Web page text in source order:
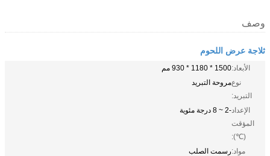
وصف
ثلاجة عرض اللحوم
الأبعاد:1500 * 1180 * 930 مم
نوع
التبريد:
مروحة التبريد
الإعداد
المؤقت
(℃):
-2 ~ 8 درجة مئوية
مواد:رسمت الصلب